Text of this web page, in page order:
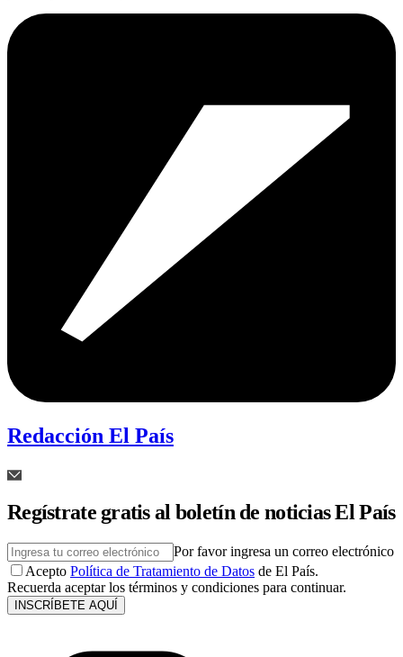
Redacción El País
Regístrate gratis al boletín de noticias El País
Por favor ingresa un correo electrónico
Acepto Política de Tratamiento de Datos de El País.
Recuerda aceptar los términos y condiciones para continuar.
INSCRÍBETE AQUÍ